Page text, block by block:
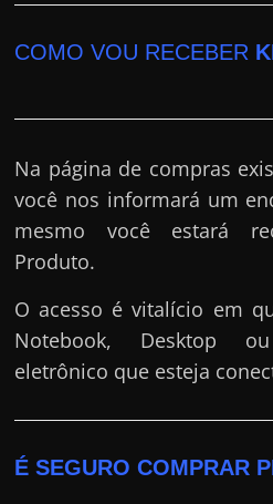
COMO VOU RECEBER
Na página de compras
você nos informará um
mesmo você estará
Produto.
O acesso é vitalício em
Notebook, Desktop
eletrônico que esteja
É SEGURO COMPRAR